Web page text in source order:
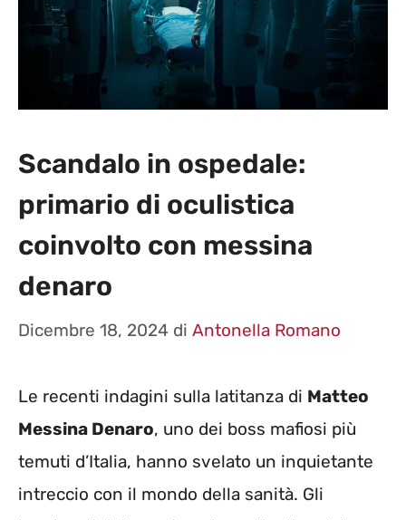
Scandalo in ospedale:
primario di oculistica
coinvolto con messina
denaro
Dicembre 18, 2024 di Antonella Romano
Le recenti indagini sulla latitanza di Matteo
Messina Denaro, uno dei boss mafiosi più
temuti d’Italia, hanno svelato un inquietante
intreccio con il mondo della sanità. Gli